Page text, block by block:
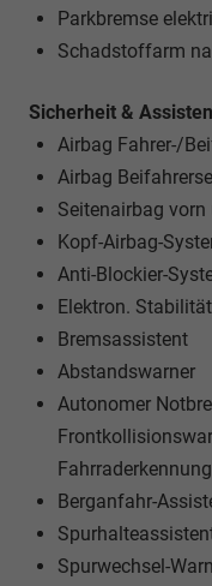
Parkbremse
Schadstoffarm
Sicherheit &
Airbag Fahrer-/
Airbag
Seitenairbag vorn
Kopf-Airbag-
Anti-Blockier-
Elektron.
Bremsassistent
Abstandswarner
Autonomer
Fahrraderkennung
Berganfahr-
Spurwechsel-